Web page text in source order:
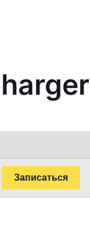
Записаться